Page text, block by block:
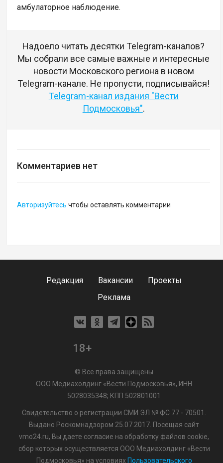
амбулаторное наблюдение.
Надоело читать десятки Telegram-каналов?
Мы собрали все самые важные и интересные
новости Московского региона в новом
Telegram-канале. Не пропусти, подписывайся!
Telegram-канал издания "Вести
Подмосковья".
Комментариев нет
Авторизуйтесь чтобы оставлять комментарии
Редакция Вакансии
Проекты
Реклама
18+
© Все права защищены
ООО Медиахолдинг «Вести Подмосковья», ИНН
5028035348; КПП 502801001
Свидетельство о регистрации СМИ ЭЛ № ФС 77 - 70501.
Выдано Роскомнадзором 25.07.2017. Посещая сайт
vmo24.ru, Вы даете согласие на обработку файлов cookie,
сбор которых осуществляется ООО Медиахолдинг «Вести
Подмосковья» на условиях Пользовательского